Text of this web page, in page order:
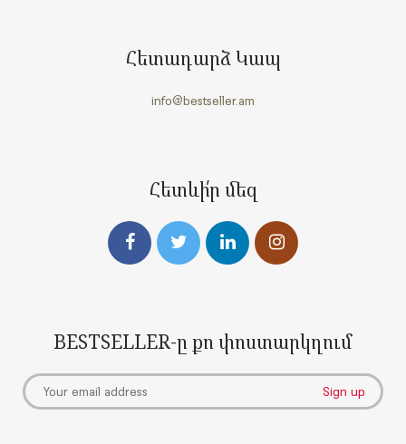
Հետադարձ Կապ
info@bestseller.am
Հետևի՛ր մեզ
BESTSELLER-ը քո փոստարկղում